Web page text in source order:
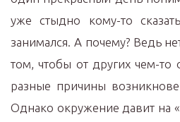
уже стыдно кому-то
занимался. А почему? Ведь
том, чтобы от других чем-то
разные причины
Однако окружение давит на